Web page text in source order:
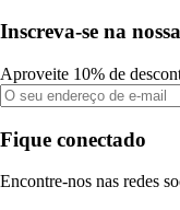
Inscreva-se na
Aproveite 10% de
Fique conectado
Encontre-nos nas redes